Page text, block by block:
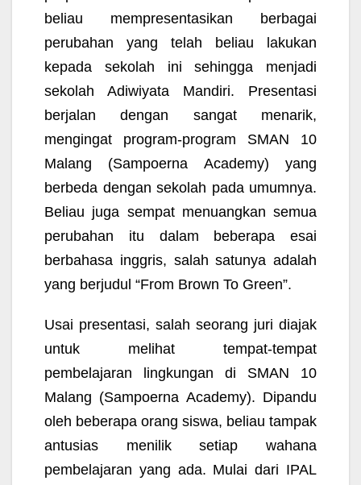
beliau mempresentasikan berbagai
perubahan yang telah beliau lakukan
kepada sekolah ini sehingga menjadi
sekolah Adiwiyata Mandiri. Presentasi
berjalan dengan sangat menarik,
mengingat program-program SMAN 10
Malang (Sampoerna Academy) yang
berbeda dengan sekolah pada umumnya.
Beliau juga sempat menuangkan semua
perubahan itu dalam beberapa esai
berbahasa inggris, salah satunya adalah
yang berjudul “From Brown To Green”.
Usai presentasi, salah seorang juri diajak
untuk melihat tempat-tempat
pembelajaran lingkungan di SMAN 10
Malang (Sampoerna Academy). Dipandu
oleh beberapa orang siswa, beliau tampak
antusias menilik setiap wahana
pembelajaran yang ada. Mulai dari IPAL